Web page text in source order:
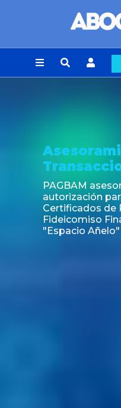
de los